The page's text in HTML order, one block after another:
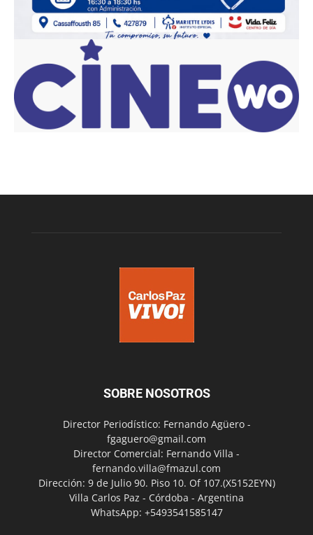
SOBRE NOSOTROS
Director Periodístico: Fernando Agüero -
fgaguero@gmail.com
Director Comercial: Fernando Villa -
fernando.villa@fmazul.com
Dirección: 9 de Julio 90. Piso 10. Of 107.(X5152EYN)
Villa Carlos Paz - Córdoba - Argentina
WhatsApp: +5493541585147